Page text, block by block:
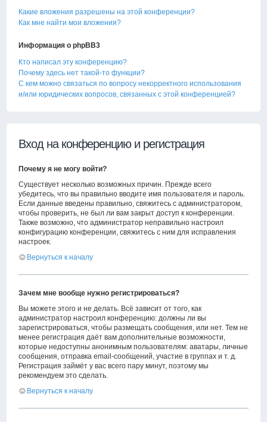
Какие вложения разрешены на этой конференции?
Как мне найти мои вложения?
Информация о phpBB3
Кто написал эту конференцию?
Почему здесь нет такой-то функции?
С кем можно связаться по вопросу некорректного использования
и/или юридических вопросов, связанных с этой конференцией?
Вход на конференцию и регистрация
Почему я не могу войти?
Существует несколько возможных причин. Прежде всего
убедитесь, что вы правильно вводите имя пользователя и пароль.
Если данные введены правильно, свяжитесь с администратором,
чтобы проверить, не был ли вам закрыт доступ к конференции.
Также возможно, что администратор неправильно настроил
конфигурацию конференции, свяжитесь с ним для исправления
настроек.
Вернуться к началу
Зачем мне вообще нужно регистрироваться?
Вы можете этого и не делать. Всё зависит от того, как
администратор настроил конференцию: должны ли вы
зарегистрироваться, чтобы размещать сообщения, или нет. Тем не
менее регистрация даёт вам дополнительные возможности,
которые недоступны анонимным пользователям: аватары, личные
сообщения, отправка email-сообщений, участие в группах и т. д.
Регистрация займёт у вас всего пару минут, поэтому мы
рекомендуем это сделать.
Вернуться к началу